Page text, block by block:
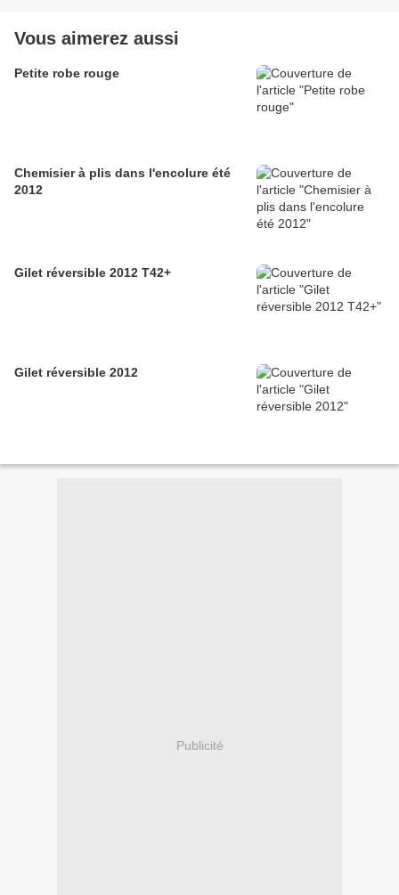
Vous aimerez aussi
Petite robe rouge
Chemisier à plis dans l'encolure été
2012
Gilet réversible 2012 T42+
Gilet réversible 2012
Publicité